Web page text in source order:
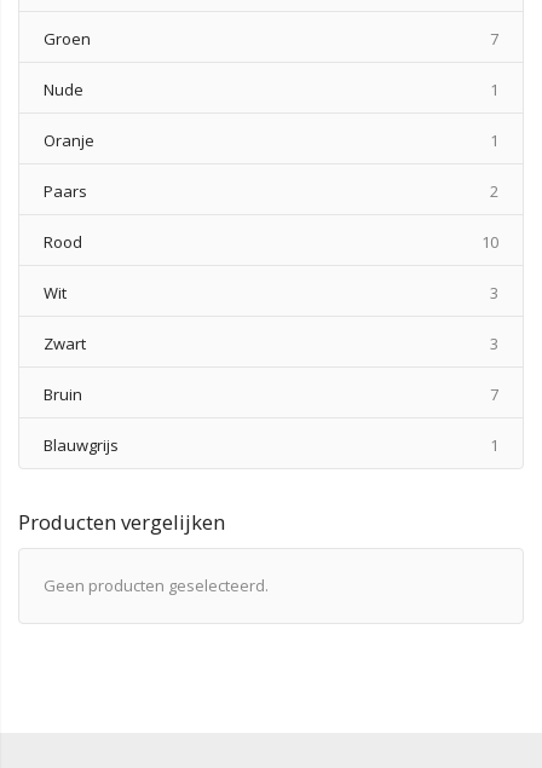
Groen 7
Nude 1
Oranje 1
Paars 2
Rood 10
Wit 3
Zwart 3
Bruin 7
Blauwgrijs 1
Producten vergelijken
Geen producten geselecteerd.